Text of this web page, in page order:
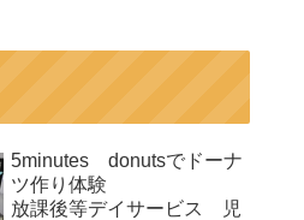
5minutes donutsでドーナ
ツ作り体験
放課後等デイサービス 児